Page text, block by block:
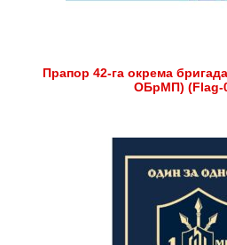
Прапор 42-га окрема
ОБрМП) (Flag-